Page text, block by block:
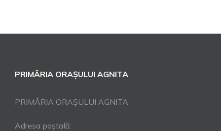
PRIMĂRIA ORAȘULUI AGNITA
PRIMĂRIA ORAȘULUI AGNITA
Adresa poștală: